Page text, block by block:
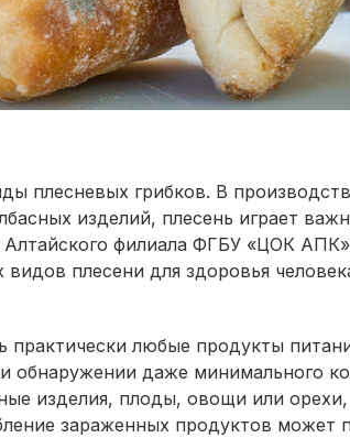
плесневых грибков. В
изделий, плесень играет
Алтайского филиала ФГБУ «ЦОК АПК»
плесени для здоровья
практически любые продукты
обнаружении даже минимального
изделия, плоды, овощи или
зараженных продуктов может